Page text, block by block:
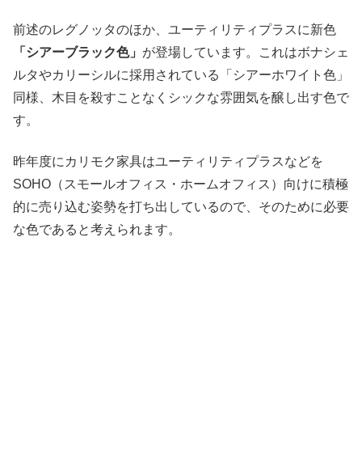
前述のレグノッタのほか、ユーティリティプラスに新色
「シアーブラック色」 が登場しています。これはボナシェ
ルタやカリーシルに採用されている「シアーホワイト色」
同様、木目を殺すことなくシックな雰囲気を醸し出す色で
す。
昨年度にカリモク家具はユーティリティプラスなどを
SOHO（スモールオフィス・ホームオフィス）向けに積極
的に売り込む姿勢を打ち出しているので、そのために必要
な色であると考えられます。